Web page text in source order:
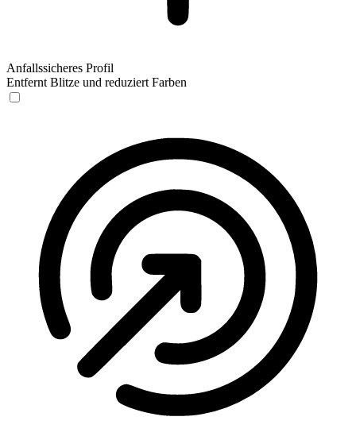
Anfallssicheres Profil
Entfernt Blitze und reduziert Farben